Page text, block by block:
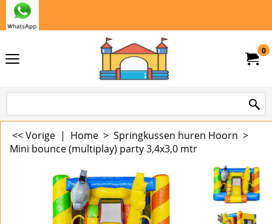
0
<< Vorige | Home > Springkussen huren Hoorn >
Mini bounce (multiplay) party 3,4x3,0 mtr